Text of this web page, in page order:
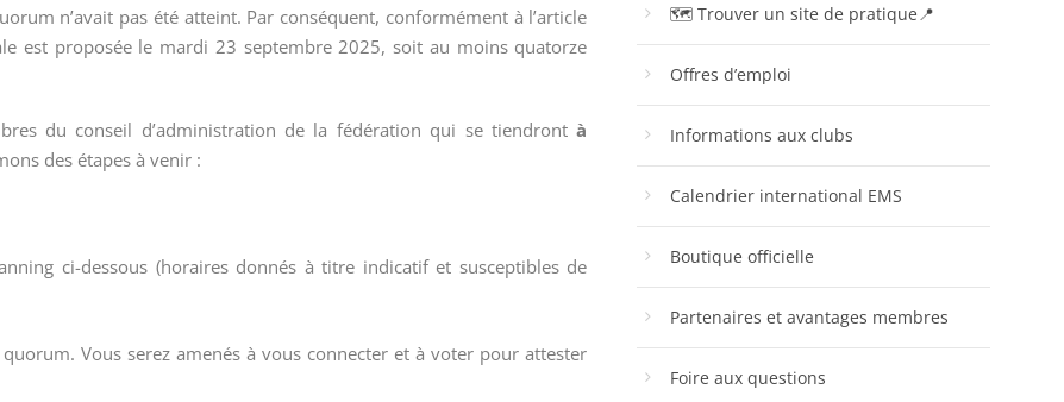
n’avait pas été atteint. Par conséquent, conformément à l’article
est proposée le mardi 23 septembre 2025, soit au moins quatorze
du conseil d’administration de la fédération qui se tiendrontà
des étapes à venir :
ci-dessous (horaires donnés à titre indicatif et susceptibles de
Vous serez amenés à vous connecter et à voter pour attester
🗺 Trouver un site de pratique📍
Offres d’emploi
Informations aux clubs
Calendrier international EMS
Boutique officielle
Partenaires et avantages membres
Foire aux questions